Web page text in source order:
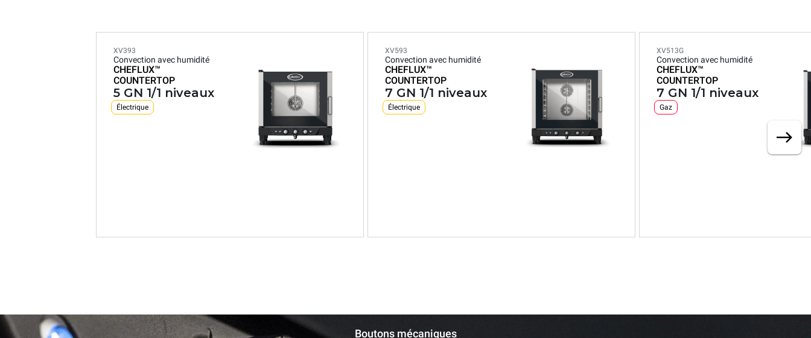
XV393
Convection avec humidité
CHEFLUX™
COUNTERTOP
5 GN 1/1 niveaux
Électrique
XV593
Convection avec humidité
CHEFLUX™
COUNTERTOP
7 GN 1/1 niveaux
Électrique
XV513G
Convection avec humidité
CHEFLUX™
COUNTERTOP
7 GN 1/1 niveaux
Gaz
20 GN 2/1 niveaux
Électrique Boutons mécaniques